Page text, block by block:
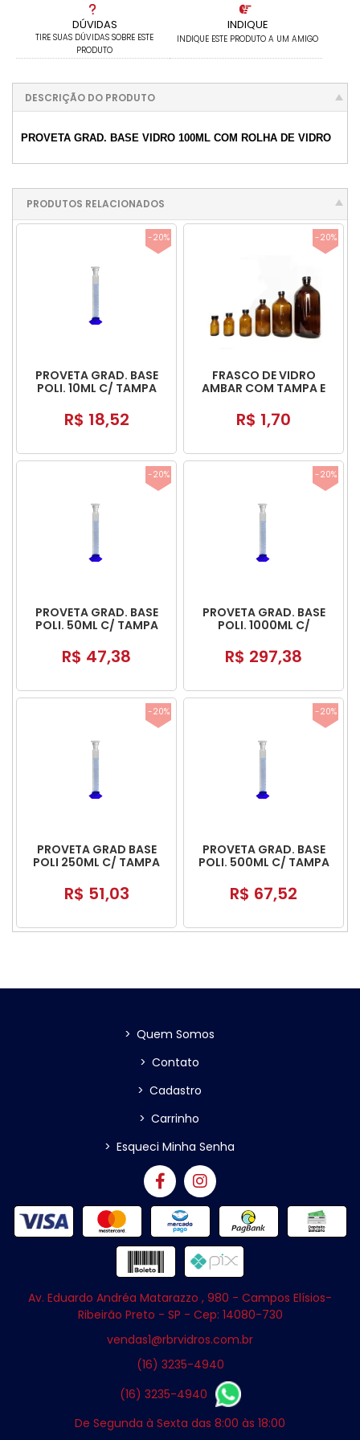
DÚVIDAS
TIRE SUAS DÚVIDAS SOBRE ESTE
PRODUTO
INDIQUE
INDIQUE ESTE PRODUTO A UM AMIGO
DESCRIÇÃO DO PRODUTO
PROVETA GRAD. BASE VIDRO 100ML COM ROLHA DE VIDRO
PRODUTOS RELACIONADOS
-20%
PROVETA GRAD. BASE
POLI. 10ML C/ TAMPA
R$ 18,52
-20%
FRASCO DE VIDRO
AMBAR COM TAMPA E
R$ 1,70
-20%
PROVETA GRAD. BASE
POLI. 50ML C/ TAMPA
R$ 47,38
-20%
PROVETA GRAD. BASE
POLI. 1000ML C/
R$ 297,38
-20%
PROVETA GRAD BASE
POLI 250ML C/ TAMPA
R$ 51,03
-20%
PROVETA GRAD. BASE
POLI. 500ML C/ TAMPA
R$ 67,52
> Quem Somos
> Contato
> Cadastro
> Carrinho
> Esqueci Minha Senha
Av. Eduardo Andréa Matarazzo , 980 - Campos Elísios-
Ribeirão Preto - SP - Cep: 14080-730
vendas1@rbrvidros.com.br
(16) 3235-4940
(16) 3235-4940
De Segunda à Sexta das 8:00 às 18:00